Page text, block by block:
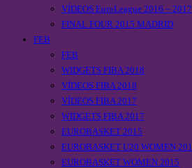
VÍDEOS EuroLeague 2016 – 2017
FINAL FOUR 2015 MADRID
FEB
FEB
WIDGETS FIBA 2018
VÍDEOS FIBA 2018
VÍDEOS FIBA 2017
WIDGETS FIBA 2017
EUROBASKET 2015
EUROBASKET U20 WOMEN
EUROBASKET WOMEN 2015